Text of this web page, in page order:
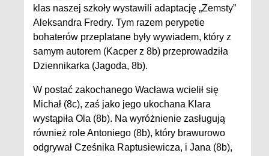
klas naszej szkoły wystawili adaptację „Zemsty”
Aleksandra Fredry. Tym razem perypetie
bohaterów przeplatane były wywiadem, który z
samym autorem (Kacper z 8b) przeprowadziła
Dziennikarka (Jagoda, 8b).
W postać zakochanego Wacława wcielił się
Michał (8c), zaś jako jego ukochana Klara
wystąpiła Ola (8b). Na wyróżnienie zasługują
również role Antoniego (8b), który brawurowo
odgrywał Cześnika Raptusiewicza, i Jana (8b),